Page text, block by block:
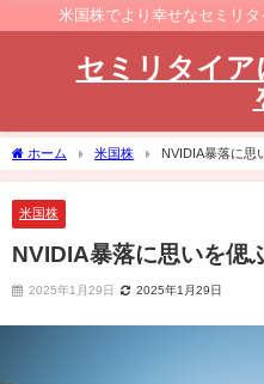
米国株でより幸せなセミリ
セミリタイア
ホーム 米国株 NVIDIA暴落に思
米国株
NVIDIA暴落に思いを偲
2025年1月29日 2025年1月29日